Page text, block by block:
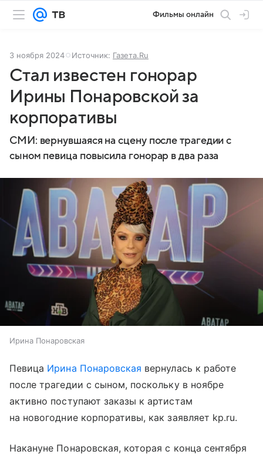
Фильмы онлайн
3 ноября 2024 Источник: Газета.Ru
Стал известен гонорар
Ирины Понаровской за
корпоративы
СМИ: вернувшаяся на сцену после трагедии с
сыном певица повысила гонорар в два раза
Ирина Понаровская
Певица Ирина Понаровская вернулась к работе
после трагедии с сыном, поскольку в ноябре
активно поступают заказы к артистам
на новогодние корпоративы, как заявляет kp.ru.
Накануне Понаровская, которая с конца сентября